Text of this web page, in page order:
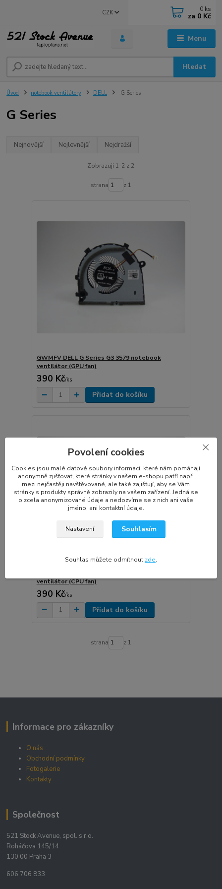
Menu
CZK
Hledat
0 ks
za 0 Kč
Úvod notebook ventilátory DELL G Series
G Series
Nejnovější Nejlevnější Nejdražší
Zobrazuji 1-2 z 2
strana z 1
GWMFV DELL G Series G3 3579 notebook
ventilátor (GPU fan)
390 Kč/ks
Přidat do košíku
ventilátor (CPU fan)
390 Kč/ks
Přidat do košíku
strana z 1
Informace pro zákazníky
O nás
Obchodní podmínky
Fotogalerie
Kontakty
Společnost
521 Stock Avenue, spol. s r.o.
Roháčova 145/14
130 00 Praha 3
606 706 833
Povolení cookies
Cookies jsou malé datové soubory informací, které nám pomáhají
anonymně zjišťovat, které stránky v našem e-shopu patří např.
mezi nejčastěji navštěvované, ale také zajišťují, aby se Vám
stránky s produkty správně zobrazily na vašem zařízení. Jedná se
o zcela anonymizované údaje a nedozvíme se z nich ani vaše
jméno, ani kontaktní údaje.
Nastavení Souhlasím
Souhlas můžete odmítnout zde.